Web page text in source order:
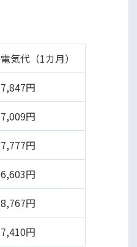
電気代（1カ月）
7,847円
7,009円
7,777円
6,603円
8,767円
7,410円